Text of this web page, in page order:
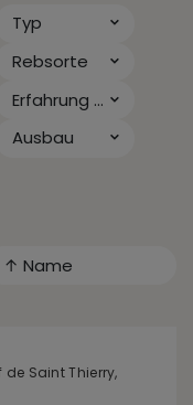
Typ
Rebsorte
Erfahrung & Anlass
Ausbau
↑ Name
Saint Thierry,